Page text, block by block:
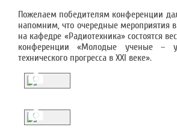
Пожелаем победителям конференции
напомним, что очередные мероприятия
на кафедре «Радиотехника» состоятся
конференции «Молодые ученые –
технического прогресса в XXI веке».